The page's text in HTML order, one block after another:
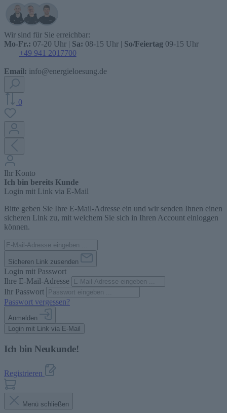
Wir sind für Sie erreichbar:
Mo-Fr.: 07-20 Uhr | Sa: 08-15 Uhr | So/Feiertag 09-15 Uhr
+49 941 2017700
Email: info@energieloesung.de
0
Ihr Konto
Ich bin bereits Kunde
Login mit Link via E-Mail
Bitte geben Sie Ihre E-Mail-Adresse ein und wir senden Ihnen einen
sicheren Link zu, mit welchem Sie sich in Ihren Account einloggen
können.
Sicheren Link zusenden
Login mit Passwort
Ihre E-Mail-Adresse
Ihr Passwort
Passwort vergessen?
Anmelden
Login mit Link via E-Mail
Ich bin Neukunde!
Registrieren
Menü schließen